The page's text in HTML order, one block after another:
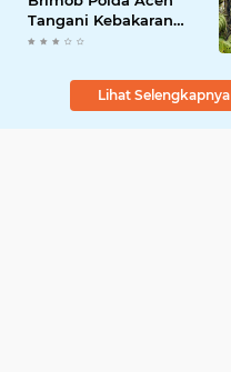
Tangani Kebakaran
Hutan di Lembah
Lihat Selengkapnya